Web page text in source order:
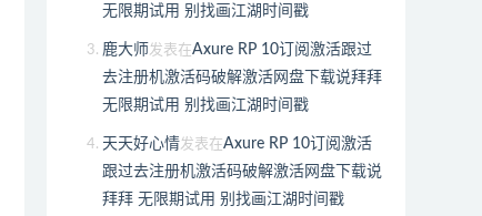
无限期试用 别找画江湖时间戳
鹿大师发表在Axure RP 10订阅激活跟过
去注册机激活码破解激活网盘下载说拜拜
无限期试用 别找画江湖时间戳
天天好心情发表在Axure RP 10订阅激活
跟过去注册机激活码破解激活网盘下载说
拜拜 无限期试用 别找画江湖时间戳